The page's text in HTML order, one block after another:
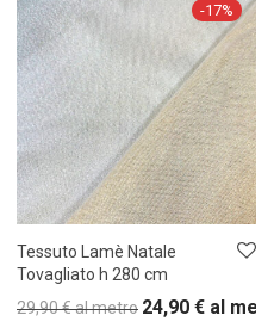
-17%
Tessuto Lamè Natale
Tovagliato h 280 cm
29,90€al metro 24,90 € al